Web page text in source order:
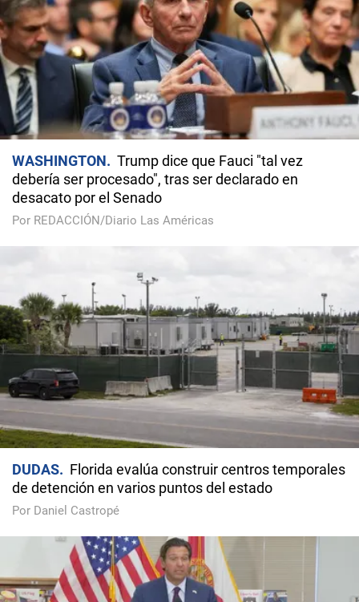
WASHINGTON
Trump dice que Fauci "tal vez
debería ser procesado", tras ser declarado en
desacato por el Senado
Por REDACCIÓN/Diario Las Américas
DUDAS
Florida evalúa construir centros temporales
de detención en varios puntos del estado
Por Daniel Castropé